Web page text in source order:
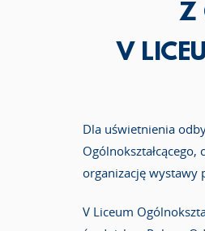
Z
V
Dla uświetnienia
organizację wystawy
V Liceum